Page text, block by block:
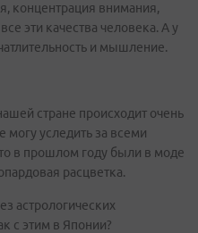
концентрация внимания,
эти качества человека. А у
и мышление.
стране происходит очень
могу уследить за всеми
в прошлом году были в моде
расцветка.
астрологических
с этим в Японии?